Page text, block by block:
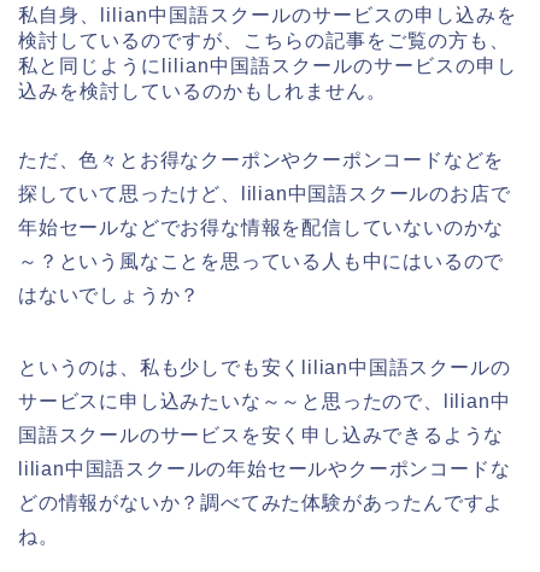
私自身、lilian中国語スクールのサービスの申し込みを
検討しているのですが、こちらの記事をご覧の方も、
私と同じようにlilian中国語スクールのサービスの申し
込みを検討しているのかもしれません。
ただ、色々とお得なクーポンやクーポンコードなどを
探していて思ったけど、lilian中国語スクールのお店で
年始セールなどでお得な情報を配信していないのかな
～？という風なことを思っている人も中にはいるので
はないでしょうか？
というのは、私も少しでも安くlilian中国語スクールの
サービスに申し込みたいな～～と思ったので、lilian中
国語スクールのサービスを安く申し込みできるような
lilian中国語スクールの年始セールやクーポンコードな
どの情報がないか？調べてみた体験があったんですよ
ね。